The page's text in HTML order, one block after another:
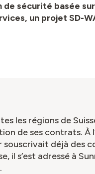
sécurité basée
un projet SD-
les régions de
de ses contrats. À
souscrivait déjà des
il s’est adressé à